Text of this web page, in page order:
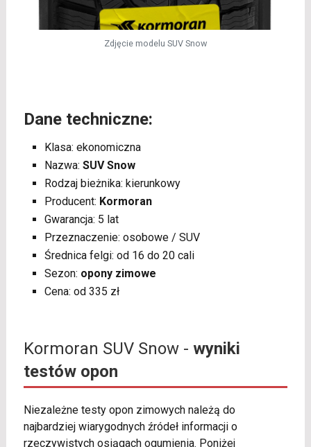
Zdjęcie modelu SUV Snow
Dane techniczne:
Klasa: ekonomiczna
Nazwa: SUV Snow
Rodzaj bieżnika: kierunkowy
Producent: Kormoran
Gwarancja: 5 lat
Przeznaczenie: osobowe / SUV
Średnica felgi: od 16 do 20 cali
Sezon: opony zimowe
Cena: od 335 zł
Kormoran SUV Snow - wyniki
testów opon
Niezależne testy opon zimowych należą do
najbardziej wiarygodnych źródeł informacji o
rzeczywistych osiągach ogumienia. Poniżej